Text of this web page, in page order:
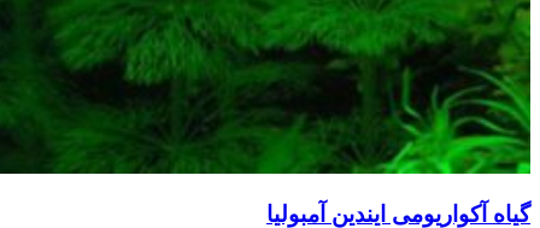
گیاه آکواریومی ایندین آمبولیا